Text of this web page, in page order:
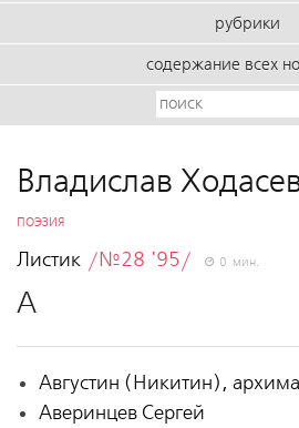
рубрики
содержание всех
Владислав
ПОЭЗИЯ
Листик /№28 '95/ 0 мин.
А
Августин (Никитин),
Аверинцев Сергей